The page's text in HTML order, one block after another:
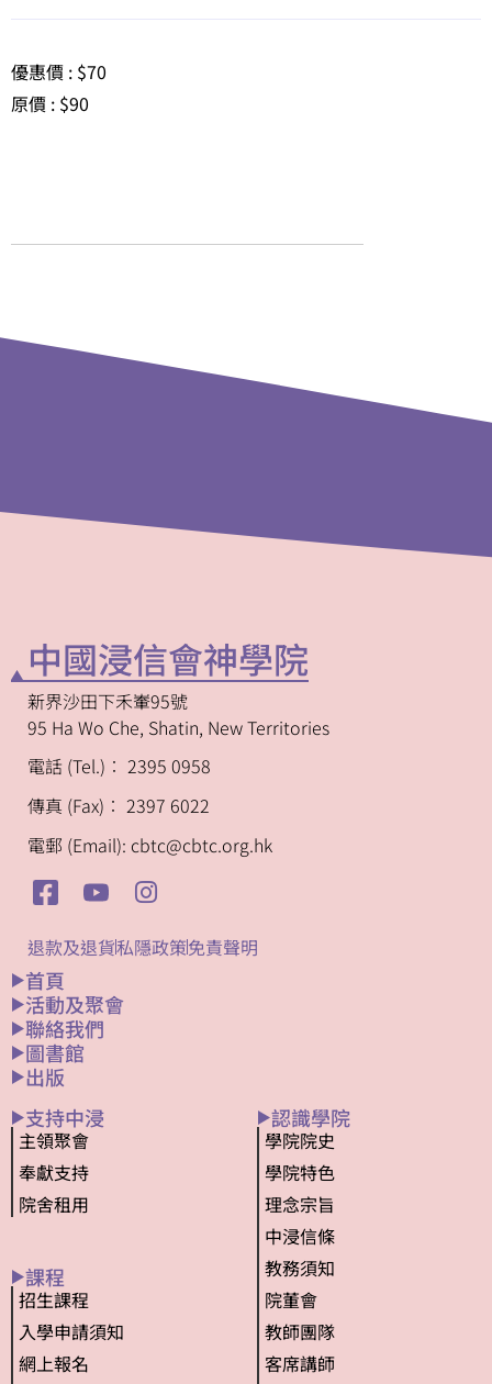
優惠價 : $70
原價 : $90
中國浸信會神學院
新界沙田下禾輋95號
95 Ha Wo Che, Shatin, New Territories
電話 (Tel.)︰ 2395 0958
傳真 (Fax)︰ 2397 6022
電郵 (Email): cbtc@cbtc.org.hk
退款及退貨私隱政策免責聲明
首頁
活動及聚會
聯絡我們
圖書館
出版
支持中浸
主領聚會
奉獻支持
院舍租用
課程
招生課程
入學申請須知
網上報名
認識學院
學院院史
學院特色
理念宗旨
中浸信條
教務須知
院董會
教師團隊
客席講師